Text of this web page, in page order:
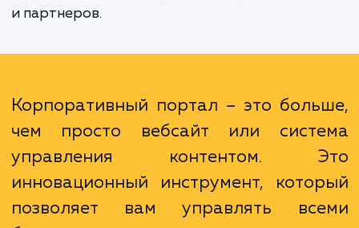
клиентами и партнерами, позволяя им
впечатление о вашей компании,
прозрачность и доверие со стороны
и партнеров.